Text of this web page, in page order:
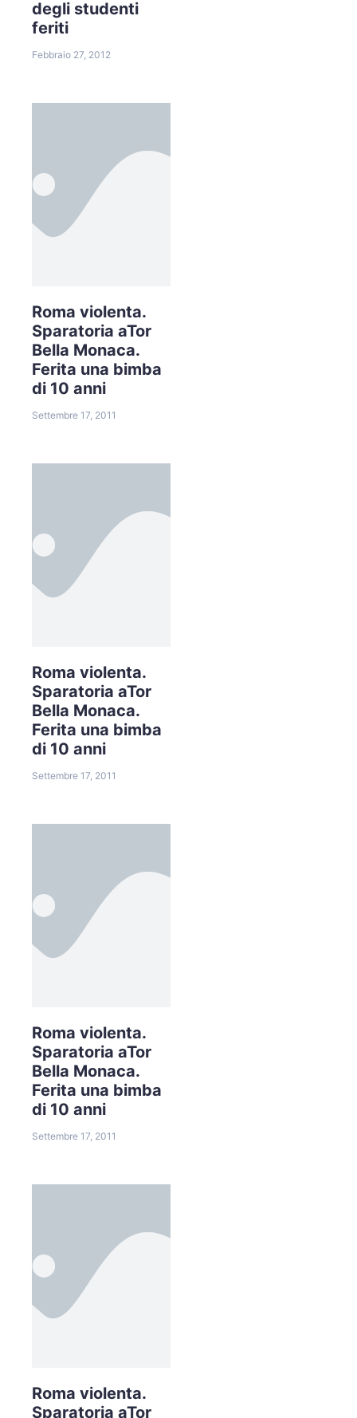
degli studenti
feriti
Febbraio 27, 2012
Roma violenta.
Sparatoria aTor
Bella Monaca.
Ferita una bimba
di 10 anni
Settembre 17, 2011
Roma violenta.
Sparatoria aTor
Bella Monaca.
Ferita una bimba
di 10 anni
Settembre 17, 2011
Roma violenta.
Sparatoria aTor
Bella Monaca.
Ferita una bimba
di 10 anni
Settembre 17, 2011
Roma violenta.
Sparatoria aTor